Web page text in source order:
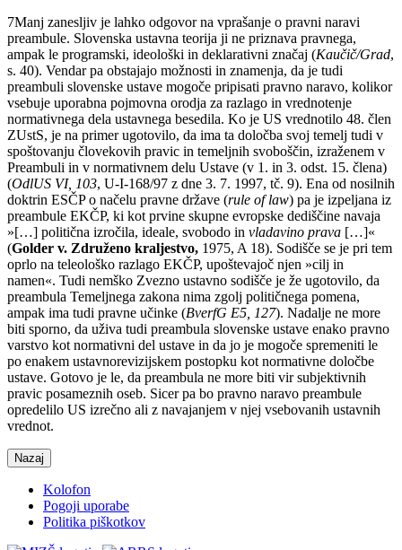
7Manj zanesljiv je lahko odgovor na vprašanje o pravni naravi
preambule. Slovenska ustavna teorija ji ne priznava pravnega,
ampak le programski, ideološki in deklarativni značaj (Kaučič/Grad,
s. 40). Vendar pa obstajajo možnosti in znamenja, da je tudi
preambuli slovenske ustave mogoče pripisati pravno naravo, kolikor
vsebuje uporabna pojmovna orodja za razlago in vrednotenje
normativnega dela ustavnega besedila. Ko je US vrednotilo 48. člen
ZUstS, je na primer ugotovilo, da ima ta določba svoj temelj tudi v
spoštovanju človekovih pravic in temeljnih svoboščin, izraženem v
Preambuli in v normativnem delu Ustave (v 1. in 3. odst. 15. člena)
(OdlUS VI, 103, U-I-168/97 z dne 3. 7. 1997, tč. 9). Ena od nosilnih
doktrin ESČP o načelu pravne države (rule of law) pa je izpeljana iz
preambule EKČP, ki kot prvine skupne evropske dediščine navaja
»[…] politična izročila, ideale, svobodo in vladavino prava […]«
(Golder v. Združeno kraljestvo, 1975, A 18). Sodišče se je pri tem
oprlo na teleološko razlago EKČP, upoštevajoč njen »cilj in
namen«. Tudi nemško Zvezno ustavno sodišče je že ugotovilo, da
preambula Temeljnega zakona nima zgolj političnega pomena,
ampak ima tudi pravne učinke (BverfG E5, 127). Nadalje ne more
biti sporno, da uživa tudi preambula slovenske ustave enako pravno
varstvo kot normativni del ustave in da jo je mogoče spremeniti le
po enakem ustavnorevizijskem postopku kot normativne določbe
ustave. Gotovo je le, da preambula ne more biti vir subjektivnih
pravic posameznih oseb. Sicer pa bo pravno naravo preambule
opredelilo US izrečno ali z navajanjem v njej vsebovanih ustavnih
vrednot.
Nazaj
Kolofon
Pogoji uporabe
Politika piškotkov